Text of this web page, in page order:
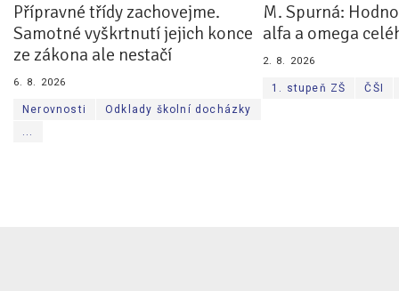
Přípravné třídy zachovejme.
Samotné vyškrtnutí jejich konce
ze zákona ale nestačí
6. 8. 2026
Nerovnosti
Odklady školní docházky
...
M. Spurná:
alfa a omega
2. 8. 2026
1. stupeň ZŠ ČŠI